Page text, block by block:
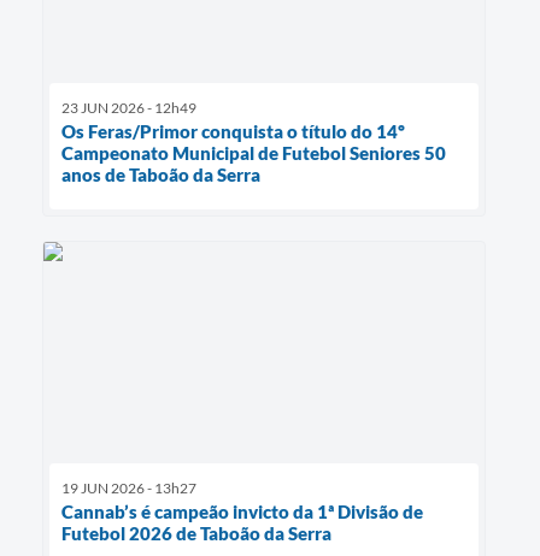
23 JUN 2026 - 12h49
Os Feras/Primor conquista o título do 14º
Campeonato Municipal de Futebol Seniores 50
anos de Taboão da Serra
19 JUN 2026 - 13h27
Cannab’s é campeão invicto da 1ª Divisão de
Futebol 2026 de Taboão da Serra